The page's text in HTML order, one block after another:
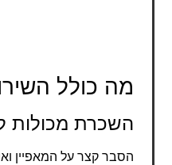
מה כולל
השכרת מכולות
הסבר קצר על המאפיין